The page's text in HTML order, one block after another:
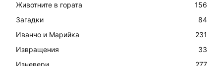
Животните в гората
156
Загадки
84
Иванчо и Марийка
231
Извращения
33